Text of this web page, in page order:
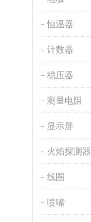
恒温器
计数器
稳压器
测量电阻
显示屏
火焰探测器
线圈
喷嘴